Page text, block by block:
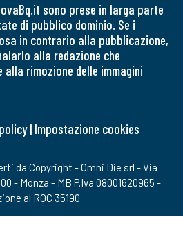
sono prese in larga parte
di pubblico dominio. Se i
in contrario alla pubblicazione,
alla redazione che
rimozione delle immagini
| Impostazione cookies
da Copyright - Omni Die srl - Via
- Monza - MB P.Iva 08001620965 -
al ROC 35190